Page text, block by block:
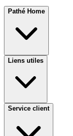
Pathé Home
Liens utiles
Service client